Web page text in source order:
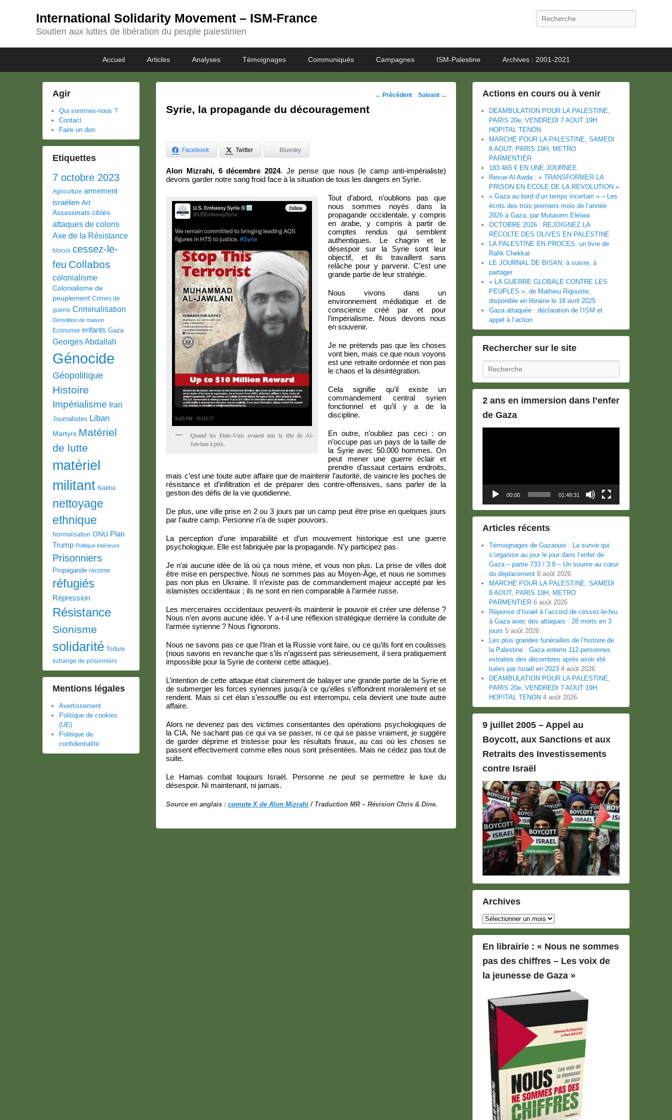
International Solidarity Movement – ISM-France
Soutien aux luttes de libération du peuple palestinien
Recherche
menu
Accueil Articles Analyses Témoignages Communiqués Campagnes ISM-Palestine Archives : 2001-2021
Navigation
← Précédent Suivant →
Syrie, la propagande du découragement
Facebook Twitter Bluesky
Alon Mizrahi, 6 décembre 2024. Je pense que nous (le camp anti-impérialiste)
devons garder notre sang froid face à la situation de tous les dangers en Syrie.
Quand les Etats-Unis avaient mis la tête de Al-
Jawlani à prix.
Tout d’abord, n’oublions pas que
nous sommes noyés dans la
propagande occidentale, y compris
en arabe, y compris à partir de
comptes rendus qui semblent
authentiques. Le chagrin et le
désespoir sur la Syrie sont leur
objectif, et ils travaillent sans
relâche pour y parvenir. C’est une
grande partie de leur stratégie.
Nous vivons dans un
environnement médiatique et de
conscience créé par et pour
l’impérialisme. Nous devons nous
en souvenir.
Je ne prétends pas que les choses
vont bien, mais ce que nous voyons
est une retraite ordonnée et non pas
le chaos et la désintégration.
Cela signifie qu’il existe un
commandement central syrien
fonctionnel et qu’il y a de la
discipline.
En outre, n’oubliez pas ceci : on
n’occupe pas un pays de la taille de
la Syrie avec 50.000 hommes. On
peut mener une guerre éclair et
prendre d’assaut certains endroits,
mais c’est une toute autre affaire que de maintenir l’autorité, de vaincre les poches de
résistance et d’infiltration et de préparer des contre-offensives, sans parler de la
gestion des défis de la vie quotidienne.
De plus, une ville prise en 2 ou 3 jours par un camp peut être prise en quelques jours
par l’autre camp. Personne n’a de super pouvoirs.
La perception d’une imparabilité et d’un mouvement historique est une guerre
psychologique. Elle est fabriquée par la propagande. N’y participez pas.
Je n’ai aucune idée de là où ça nous mène, et vous non plus. La prise de villes doit
être mise en perspective. Nous ne sommes pas au Moyen-Âge, et nous ne sommes
pas non plus en Ukraine. Il n’existe pas de commandement majeur accepté par les
islamistes occidentaux ; ils ne sont en rien comparable à l’armée russe.
Les mercenaires occidentaux peuvent-ils maintenir le pouvoir et créer une défense ?
Nous n’en avons aucune idée. Y a-t-il une réflexion stratégique derrière la conduite de
l’armée syrienne ? Nous l’ignorons.
Nous ne savons pas ce que l’Iran et la Russie vont faire, ou ce qu’ils font en coulisses
(nous savons en revanche que s’ils n’agissent pas sérieusement, il sera pratiquement
impossible pour la Syrie de contenir cette attaque).
L’intention de cette attaque était clairement de balayer une grande partie de la Syrie et
de submerger les forces syriennes jusqu’à ce qu’elles s’effondrent moralement et se
rendent. Mais si cet élan s’essouffle ou est interrompu, cela devient une toute autre
affaire.
Alors ne devenez pas des victimes consentantes des opérations psychologiques de
la CIA. Ne sachant pas ce qui va se passer, ni ce qui se passe vraiment, je suggère
de garder déprime et tristesse pour les résultats finaux, au cas où les choses se
passent effectivement comme elles nous sont présentées. Mais ne cédez pas tout de
suite.
Le Hamas combat toujours Israël. Personne ne peut se permettre le luxe du
désespoir. Ni maintenant, ni jamais.
Source en anglais : compte X de Alon Mizrahi / Traduction MR – Révision Chris & Dine.
Actions en cours ou à venir
DEAMBULATION POUR LA PALESTINE,
PARIS 20e, VENDREDI 7 AOUT 19H
HOPITAL TENON
MARCHE POUR LA PALESTINE, SAMEDI
8 AOUT, PARIS 19H, METRO
PARMENTIER
183.465 € EN UNE JOURNEE
Revue Al Awda : « TRANSFORMER LA
PRISON EN ECOLE DE LA REVOLUTION »
« Gaza au bord d’un temps incertain » – Les
écrits des trois premiers mois de l’année
2026 à Gaza, par Mutasem Eleïwa
OCTOBRE 2026 : REJOIGNEZ LA
RÉCOLTE DES OLIVES EN PALESTINE
LA PALESTINE EN PROCES, un livre de
Rafik Chekkat
LE JOURNAL DE BISAN, à suivre, à
partager
« LA GUERRE GLOBALE CONTRE LES
PEUPLES », de Mathieu Rigouste,
disponible en librairie le 18 avril 2025
Gaza attaquée : déclaration de l’ISM et
appel à l’action
Rechercher sur le site
Recherche
2 ans en immersion dans l’enfer
de Gaza
00:00 01:49:31
Articles récents
Témoignages de Gazaouis : La survie qui
s’organise au jour le jour dans l’enfer de
Gaza – partie 733 / 3.8 – Un sourire au cœur
du déplacement 6 août 2026
MARCHE POUR LA PALESTINE, SAMEDI
8 AOUT, PARIS 19H, METRO
PARMENTIER 6 août 2026
Réponse d’Israël à l’accord de cessez-le-feu
à Gaza avec des attaques : 28 morts en 3
jours 5 août 2026
Les plus grandes funérailles de l’histoire de
la Palestine : Gaza enterre 112 personnes
extraites des décombres après avoir été
tuées par Israël en 2023 4 août 2026
DEAMBULATION POUR LA PALESTINE,
PARIS 20e, VENDREDI 7 AOUT 19H
HOPITAL TENON 4 août 2026
9 juillet 2005 – Appel au
Boycott, aux Sanctions et aux
Retraits des Investissements
contre Israël
Archives
Archives
En librairie : « Nous ne sommes
pas des chiffres – Les voix de
la jeunesse de Gaza »
Agir
Qui sommes-nous ?
Contact
Faire un don
Etiquettes
7 octobre 2023
Agriculture armement
israélien Art
Assassinats ciblés
attaques de colons
Axe de la Résistance
blocus cessez-le-
feu Collabos
colonialisme
Colonialisme de
peuplement Crimes de
guerre Criminalisation
Démolition de maison
Economie enfants Gaza
Georges Abdallah
Génocide
Géopolitique
Histoire
Impérialisme Iran
Journalistes Liban
Martyrs Matériel
de lutte
matériel
militant Nakba
nettoyage
ethnique
Normalisation ONU Plan
Trump Politique intérieure
Prisonniers
Propagande racisme
réfugiés
Répression
Résistance
Sionisme
solidarité Torture
échange de prisonniers
Mentions légales
Avertissement
Politique de cookies
(UE)
Politique de
confidentialité